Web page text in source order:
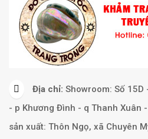
Địa chỉ: Showroom: Số
- p Khương Đình - q Thanh Xuân
sản xuất: Thôn Ngọ, xã Chuyên